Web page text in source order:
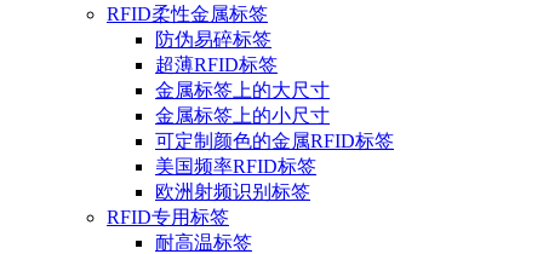
RFID柔性金属标签
防伪易碎标签
超薄RFID标签
金属标签上的大尺寸
金属标签上的小尺寸
可定制颜色的金属RFID标签
美国频率RFID标签
欧洲射频识别标签
RFID专用标签
耐高温标签